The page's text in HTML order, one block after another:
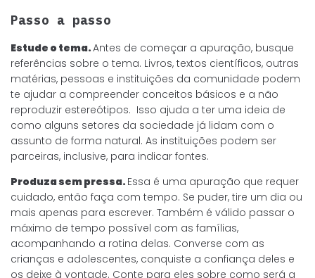
Passo a passo
Estude o tema.Antes de começar a apuração, busque
referências sobre o tema. Livros, textos científicos, outras
matérias, pessoas e instituições da comunidade podem
te ajudar a compreender conceitos básicos e a não
reproduzir estereótipos. Isso ajuda a ter uma ideia de
como alguns setores da sociedade já lidam com o
assunto de forma natural. As instituições podem ser
parceiras, inclusive, para indicar fontes.
Produza sem pressa. Essa é uma apuração que requer
cuidado, então faça com tempo. Se puder, tire um dia ou
mais apenas para escrever. Também é válido passar o
máximo de tempo possível com as famílias,
acompanhando a rotina delas. Converse com as
crianças e adolescentes, conquiste a confiança deles e
os deixe à vontade. Conte para eles sobre como será a